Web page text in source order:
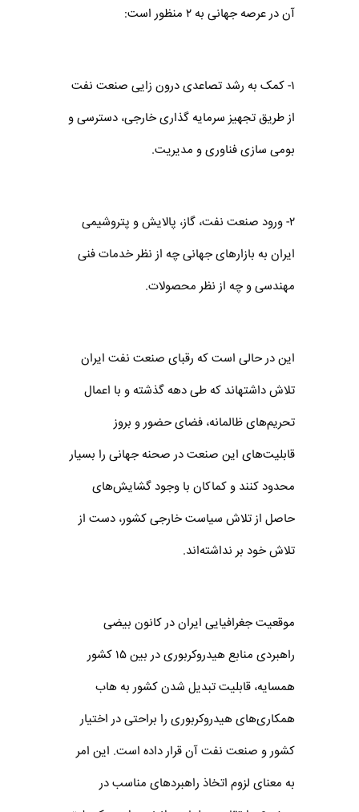
آن در عرصه جهانی به ۲ منظور است:
۱- کمک به رشد تصاعدی درون زایی صنعت نفت
از طریق تجهیز سرمایه گذاری خارجی، دسترسی و
بومی سازی فناوری و مدیریت.
۲- ورود صنعت نفت، گاز، پالایش و پتروشیمی
ایران به بازارهای جهانی چه از نظر خدمات فنی
مهندسی و چه از نظر محصولات.
این در حالی است که رقبای صنعت نفت ایران
تلاش داشته‎اند که طی دهه گذشته و با اعمال
تحریم‌های ظالمانه، فضای حضور و بروز
قابلیت‌های این صنعت در صحنه جهانی را بسیار
محدود کنند و کماکان با وجود گشایش‌های
حاصل از تلاش سیاست خارجی کشور، دست از
تلاش خود بر نداشته‌اند.
موقعیت جغرافیایی ایران در کانون بیضی
راهبردی منابع هیدروکربوری در بین ۱۵ کشور
همسایه، قابلیت تبدیل شدن کشور به هاب
همکاری‌های هیدروکربوری را براحتی در اختیار
کشور و صنعت نفت آن قرار داده است. این امر
به معنای لزوم اتخاذ راهبردهای مناسب در